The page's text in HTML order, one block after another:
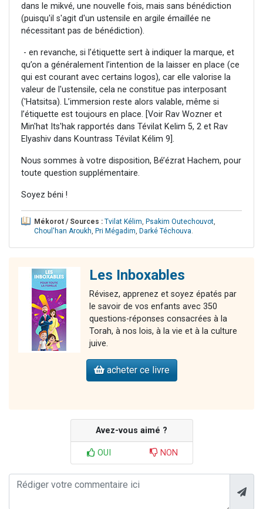
dans le mikvé, une nouvelle fois, mais sans bénédiction
(puisqu'il s'agit d'un ustensile en argile émaillée ne
nécessitant pas de bénédiction).
- en revanche, si l’étiquette sert à indiquer la marque, et
qu’on a généralement l’intention de la laisser en place (ce
qui est courant avec certains logos), car elle valorise la
valeur de l'ustensile, cela ne constitue pas interposant
('Hatsitsa). L’immersion reste alors valable, même si
l’étiquette est toujours en place. [Voir Rav Wozner et
Min'hat Its'hak rapportés dans Tévilat Kelim 5, 2 et Rav
Elyashiv dans Kountrass Tévilat Kélim 9].
Nous sommes à votre disposition, Bé’ézrat Hachem, pour
toute question supplémentaire.
Soyez béni !
Mékorot / Sources : Tvilat Kélim, Psakim Outechouvot,
Choul'han Aroukh, Pri Mégadim, Darké Téchouva.
Les Inboxables
Révisez, apprenez et soyez épatés par
le savoir de vos enfants avec 350
questions-réponses consacrées à la
Torah, à nos lois, à la vie et à la culture
juive.
acheter ce livre
Avez-vous aimé ?
OUI NON